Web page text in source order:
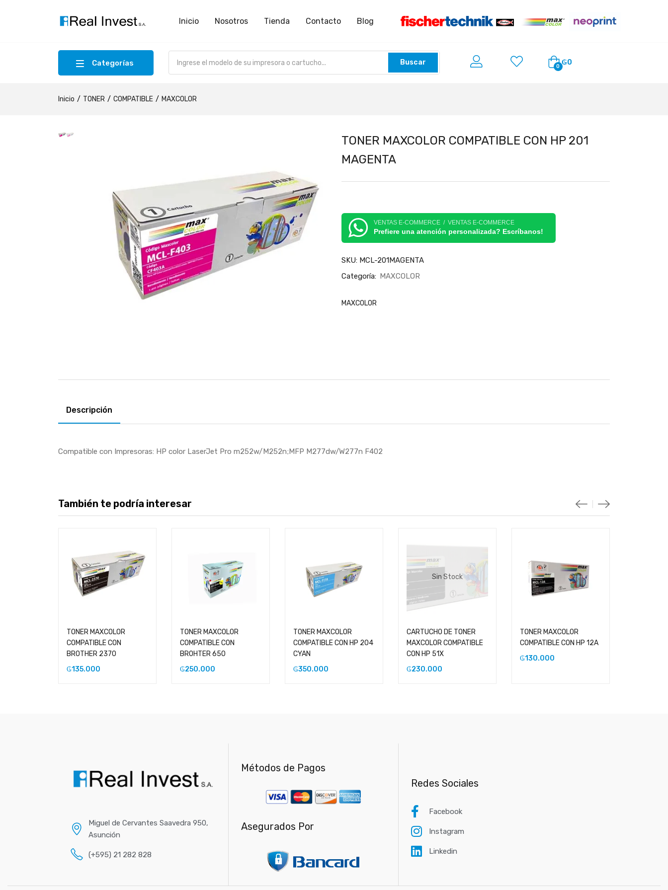
Inicio Nosotros Tienda Contacto Blog
Categorías Buscar 0 ₲0
Inicio TONER COMPATIBLE MAXCOLOR
TONER MAXCOLOR COMPATIBLE CON HP 201
MAGENTA
VENTAS E-COMMERCE / VENTAS E-COMMERCE
Prefiere una atención personalizada? Escríbanos!
SKU: MCL-201MAGENTA
Categoría: MAXCOLOR
MAXCOLOR
Descripción
Compatible con Impresoras: HP color LaserJet Pro m252w/M252n;MFP M277dw/W277n F402
También te podría interesar
TONER MAXCOLOR
COMPATIBLE CON
BROTHER 2370
₲135.000
TONER MAXCOLOR
COMPATIBLE CON
BROHTER 650
₲250.000
TONER MAXCOLOR
COMPATIBLE CON HP 204
CYAN
₲350.000
Sin Stock
CARTUCHO DE TONER
MAXCOLOR COMPATIBLE
CON HP 51X
₲230.000
TONER MAXCOLOR
COMPATIBLE CON HP 12A
₲130.000
Miguel de Cervantes Saavedra 950,
Asunción
(+595) 21 282 828
Métodos de Pagos
Asegurados Por
Redes Sociales
Facebook
Instagram
Linkedin